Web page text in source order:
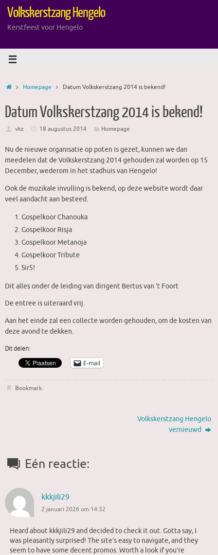
naarVolkskerstzang Hengelo
Kerstfeest voor Hengelo
HomeHomepage Datum Volkskerstzang 2014 is bekend!
Datum Volkskerstzang 2014 is bekend!
vkz 18 augustus 2014 Homepage
Nu de nieuwe organisatie op poten is gezet, kunnen we dan
meedelen dat de Volkskerstzang 2014 gehouden zal worden op 15
December, wederom in het stadhuis van Hengelo!
Ook de muzikale invulling is bekend, op deze website wordt daar
veel aandacht aan besteed.
Gospelkoor Chanouka
Gospelkoor Risja
Gospelkoor Metanoja
Gospelkoor Tribute
Sir5!
Dit alles onder de leiding van dirigent Bertus van ’t Foort
De entree is uiteraard vrij.
Aan het einde zal een collecte worden gehouden, om de kosten van
deze avond te dekken.
Dit delen:
E-mail
Bookmark.
Volkskerstzang Hengelo
vernieuwd
Eén reactie:
kkkjili29
2 januari 2026 om 14:32
Heard about kkkjili29 and decided to check it out. Gotta say, I
was pleasantly surprised! The site’s easy to navigate, and they
seem to have some decent promos. Worth a look if you’re